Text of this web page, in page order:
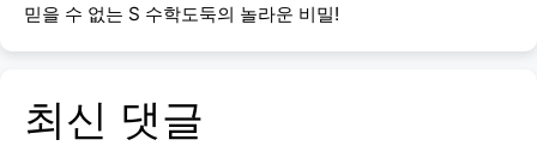
믿을 수 없는 S 수학도둑의 놀라운 비밀!
최신 댓글